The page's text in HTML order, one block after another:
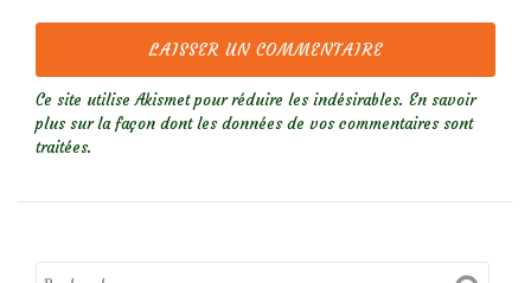
Ce site utilise Akismet pour réduire les indésirables. En savoir
plus sur la façon dont les données de vos commentaires sont
traitées.